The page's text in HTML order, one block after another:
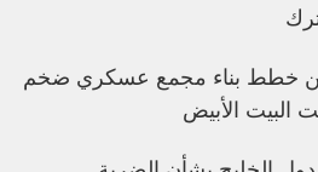
خطط بناء مجمع عسكري ضخم
البيت الأبيض